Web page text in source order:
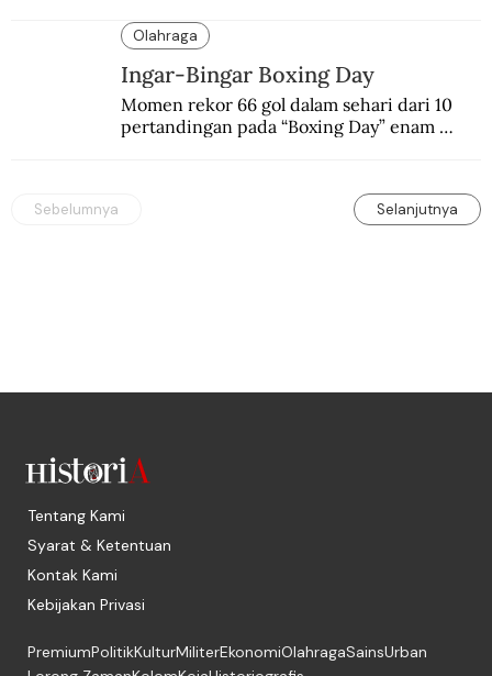
Olahraga
Ingar-Bingar Boxing Day
Momen rekor 66 gol dalam sehari dari 10
pertandingan pada “Boxing Day” enam
Sebelumnya Selanjutnya
Tentang Kami
Syarat & Ketentuan
Kontak Kami
Kebijakan Privasi
PremiumPolitikKulturMiliterEkonomiOlahragaSainsUrban